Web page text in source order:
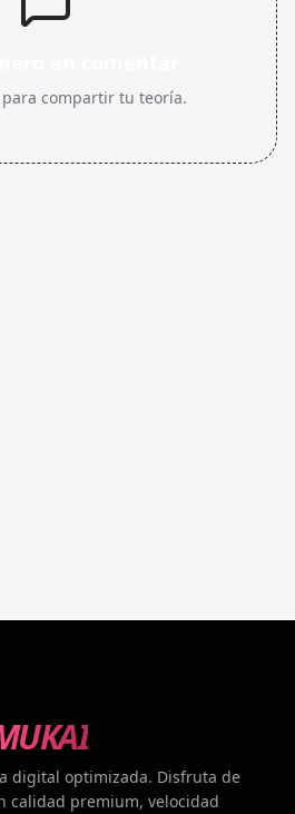
compartir tu teoría.
digital optimizada. Disfruta de
calidad premium, velocidad